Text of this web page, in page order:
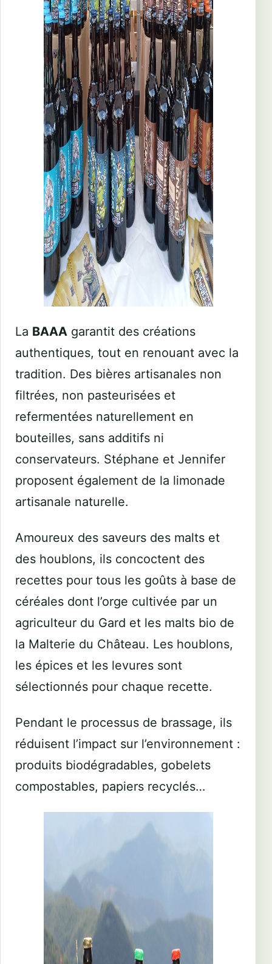
La BAAA garantit des créations
authentiques, tout en renouant avec la
tradition. Des bières artisanales non
filtrées, non pasteurisées et
refermentées naturellement en
bouteilles, sans additifs ni
conservateurs. Stéphane et Jennifer
proposent également de la limonade
artisanale naturelle.
Amoureux des saveurs des malts et
des houblons, ils concoctent des
recettes pour tous les goûts à base de
céréales dont l’orge cultivée par un
agriculteur du Gard et les malts bio de
la Malterie du Château. Les houblons,
les épices et les levures sont
sélectionnés pour chaque recette.
Pendant le processus de brassage, ils
réduisent l’impact sur l’environnement :
produits biodégradables, gobelets
compostables, papiers recyclés…